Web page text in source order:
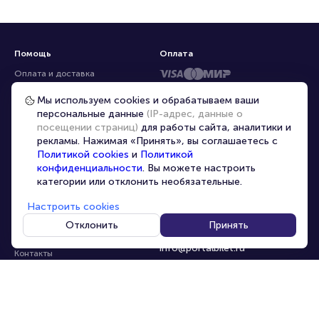
Помощь
Оплата и доставка
Частые вопросы
Перепродажа билетов
Организаторам
Корпоративным клиентам
VIP-билеты
Персональные данные
О компании
Контакты
8-800-500-42-62
8-499-226-15-14
info@portalbilet.ru
С 10:00 до 21:00,
Оплата
Мы используем cookies и обрабатываем ваши
персональные данные (IP-адрес, данные о
посещении страниц) для работы сайта, аналитики и
рекламы. Нажимая «Принять», вы соглашаетесь с
Политикой cookies и Политикой
конфиденциальности. Вы можете настроить
категории или отклонить необязательные.
Настроить cookies
Отклонить
Принять